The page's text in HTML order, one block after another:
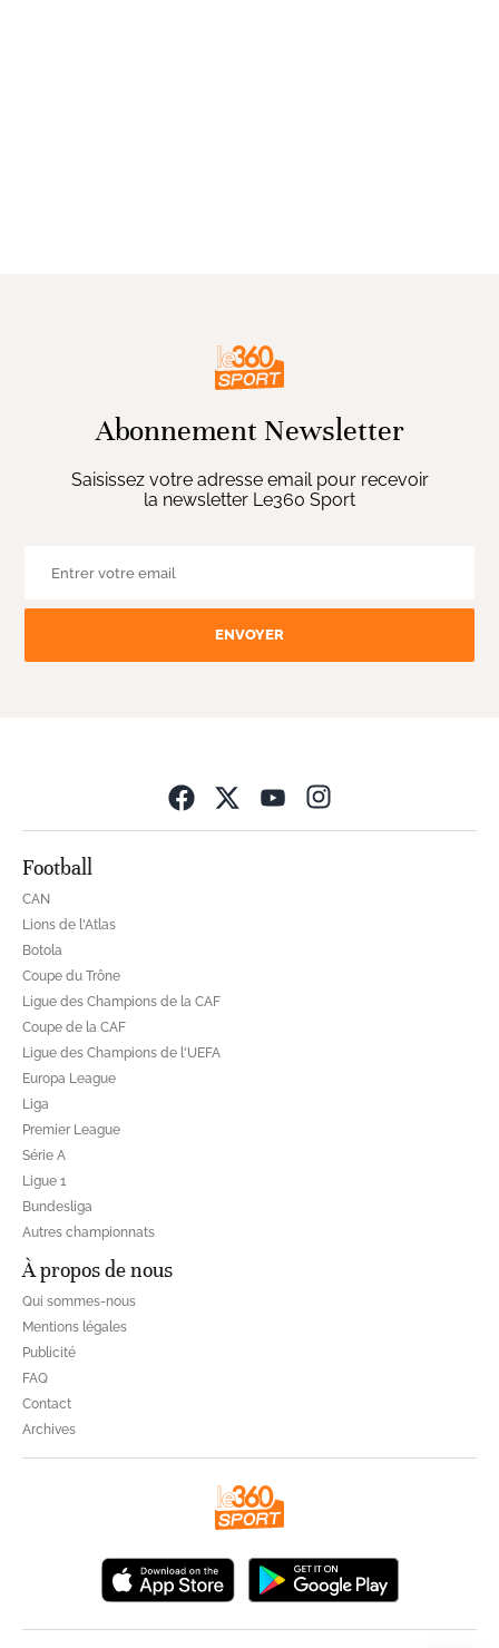
Abonnement Newsletter
Saisissez votre adresse email pour recevoir
la newsletter Le360 Sport
ENVOYER
Football
CAN
Lions de l'Atlas
Botola
Coupe du Trône
Ligue des Champions de la CAF
Coupe de la CAF
Ligue des Champions de l'UEFA
Europa League
Liga
Premier League
Série A
Ligue 1
Bundesliga
Autres championnats
À propos de nous
Qui sommes-nous
Mentions légales
Publicité
FAQ
Contact
Archives